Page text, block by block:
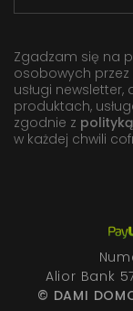
Zgadzam się na
osobowych przez
usługi
produktach,
zgodnie z
w każdej chwili
Alior Bank
© DAMI